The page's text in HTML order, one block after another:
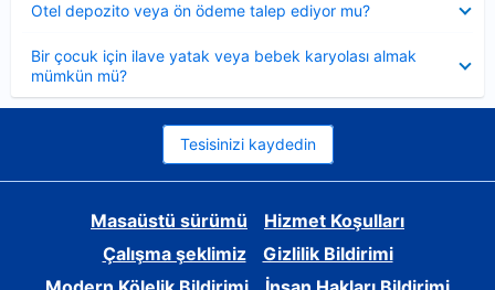
Otel depozito veya ön ödeme talep ediyor mu?
Bir çocuk için ilave yatak veya bebek karyolası almak
mümkün mü?
Tesisinizi kaydedin
Masaüstü sürümü
Hizmet Koşulları
Çalışma şeklimiz
Gizlilik Bildirimi